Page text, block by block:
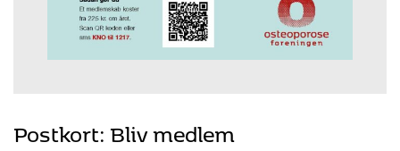
Postkort: Bliv medlem